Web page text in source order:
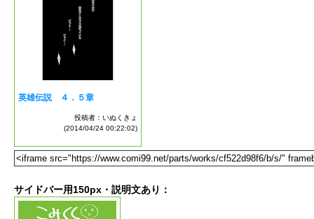
サイドバー用150px・説明文あり：